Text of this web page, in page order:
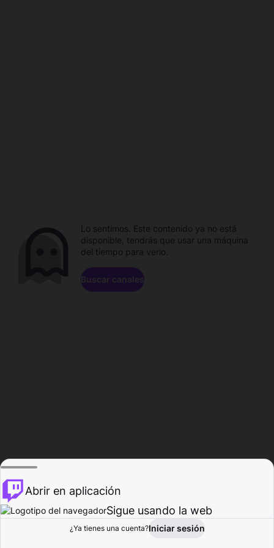
Explorar Actividad
Lo sentimos. Este contenido ya no está
disponible, tendrás que usar una máquina
del tiempo para verlo.
Buscar canales
Abrir en aplicación
Sigue usando la web
¿Ya tienes una cuenta?Iniciar sesión